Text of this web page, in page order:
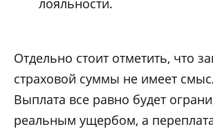
лояльности.
Отдельно стоит отметить, что
страховой суммы не имеет
Выплата все равно будет
реальным ущербом, а